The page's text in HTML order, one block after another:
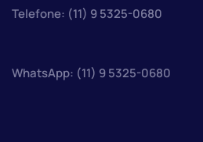
Telefone: (11) 9 5325-0680
WhatsApp: (11) 9 5325-0680